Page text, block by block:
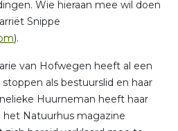
Wie hieraan mee wil doen
Snippe
).
van Hofwegen heeft al een
als bestuurslid en haar
Huurneman heeft haar
Natuurhus magazine